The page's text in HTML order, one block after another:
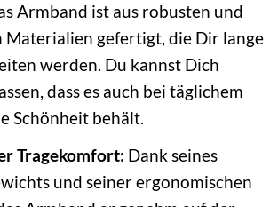
Armband ist aus robusten und
Materialien gefertigt, die Dir lange
werden. Du kannst Dich
dass es auch bei täglichem
Schönheit behält.
Tragekomfort: Dank seines
und seiner ergonomischen